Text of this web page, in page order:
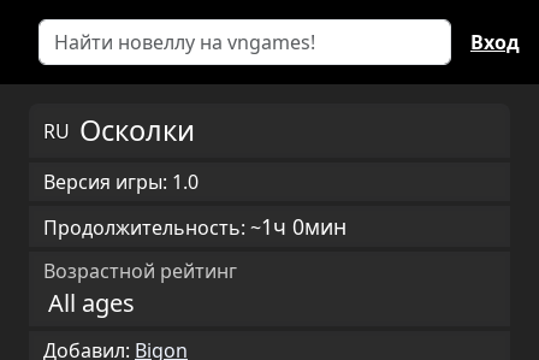
Вход
RU Осколки
Версия игры: 1.0
Продолжительность: ~1ч 0мин
Возрастной рейтинг
All ages
Добавил: Bigon